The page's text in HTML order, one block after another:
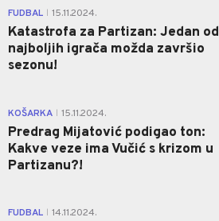
FUDBAL 15.11.2024.
Katastrofa za Partizan: Jedan od
najboljih igrača možda završio
sezonu!
KOŠARKA 15.11.2024.
Predrag Mijatović podigao ton:
Kakve veze ima Vučić s krizom u
Partizanu?!
FUDBAL 14.11.2024.